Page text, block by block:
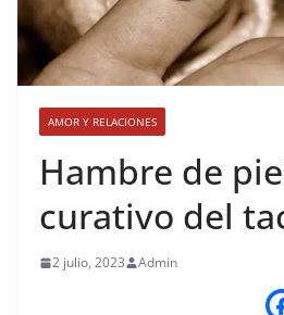
AMOR Y RELACIONES
Hambre de
curativo del
2 julio, 2023 Admin